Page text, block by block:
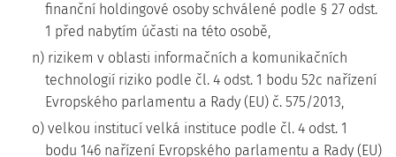
finanční holdingové osoby schválené podle § 27 odst.
1 před nabytím účasti na této osobě,
n) rizikem v oblasti informačních a komunikačních
technologií riziko podle čl. 4 odst. 1 bodu 52c nařízení
Evropského parlamentu a Rady (EU) č. 575/2013,
o) velkou institucí velká instituce podle čl. 4 odst. 1
bodu 146 nařízení Evropského parlamentu a Rady (EU)